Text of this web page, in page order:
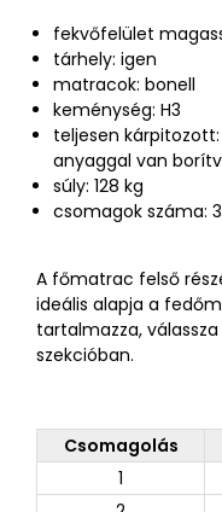
fekvőfelület
tárhely: igen
matracok: bonell
keménység: H3
teljesen
anyaggal van
súly: 128 kg
csomagok száma: 3
A főmatrac felső
ideális alapja a
tartalmazza,
szekcióban.
Csomagolás
1